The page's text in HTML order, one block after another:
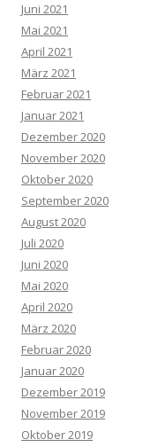
Juni 2021
Mai 2021
April 2021
März 2021
Februar 2021
Januar 2021
Dezember 2020
November 2020
Oktober 2020
September 2020
August 2020
Juli 2020
Juni 2020
Mai 2020
April 2020
März 2020
Februar 2020
Januar 2020
Dezember 2019
November 2019
Oktober 2019